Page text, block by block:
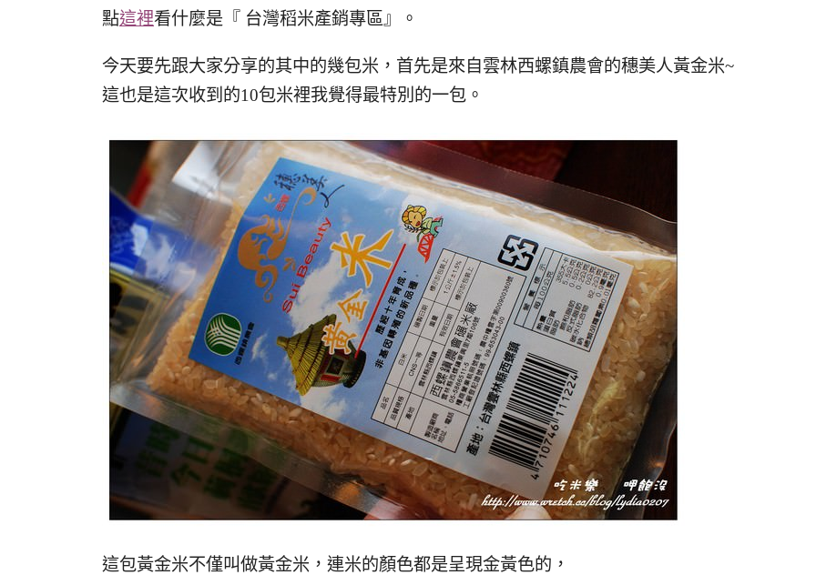
點這裡看什麼是『 台灣稻米產銷專區』。
今天要先跟大家分享的其中的幾包米，首先是來自雲林西螺鎮農會的穗美人黃金米~
這也是這次收到的10包米裡我覺得最特別的一包。
這包黃金米不僅叫做黃金米，連米的顏色都是呈現金黃色的，